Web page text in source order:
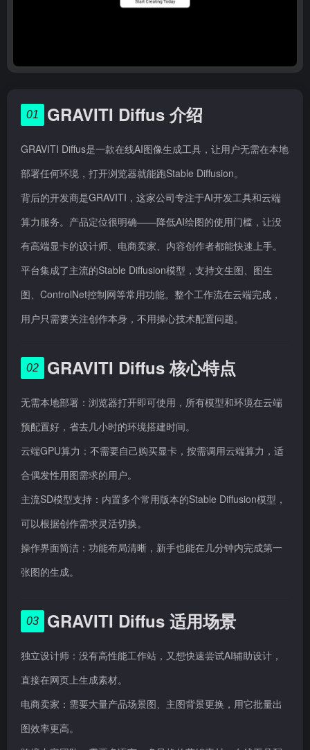
01 GRAVITI Diffus 介绍
GRAVITI Diffus是一款在线AI图像生成工具，让用户无需在本地
部署任何环境，打开浏览器就能跑Stable Diffusion。
背后的开发商是GRAVITI，这家公司专注于AI开发工具和云端
算力服务。产品定位很明确——降低AI绘图的使用门槛，让没
有高端显卡的设计师、电商卖家、内容创作者都能快速上手。
平台集成了主流的Stable Diffusion模型，支持文生图、图生
图、ControlNet控制网等常用功能。整个工作流在云端完成，
用户只需要关注创作本身，不用操心技术配置问题。
02 GRAVITI Diffus 核心特点
无需本地部署：浏览器打开即可使用，所有模型和环境在云端
预配置好，省去几小时的环境搭建时间。
云端GPU算力：不需要自己购买显卡，按需调用云端算力，适
合偶发性用图需求的用户。
主流SD模型支持：内置多个常用版本的Stable Diffusion模型，
可以根据创作需求灵活切换。
操作界面简洁：功能布局清晰，新手也能在几分钟内完成第一
张图的生成。
03 GRAVITI Diffus 适用场景
独立设计师：没有高性能工作站，又想快速尝试AI辅助设计，
直接在网页上生成素材。
电商卖家：需要大量产品场景图、主图背景更换，用它批量出
图效率更高。